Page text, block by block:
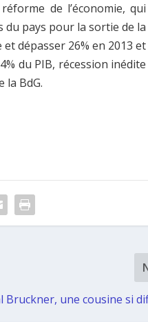
de l’économie, qui
du pays pour la sortie de la
dépasser 26% en 2013 et
du PIB, récession inédite
la BdG.
Bruckner, une cousine si